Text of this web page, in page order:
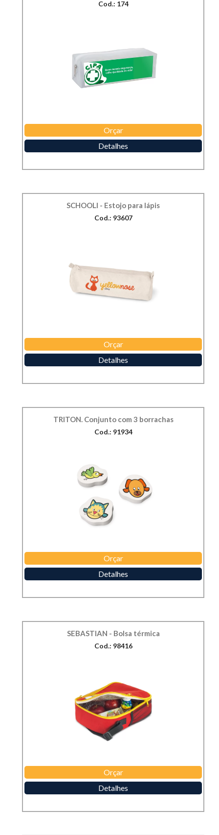
Cod.: 174
Orçar
Detalhes
SCHOOLI - Estojo para lápis
Cod.: 93607
Orçar
Detalhes
TRITON. Conjunto com 3 borrachas
Cod.: 91934
Orçar
Detalhes
SEBASTIAN - Bolsa térmica
Cod.: 98416
Orçar
Detalhes